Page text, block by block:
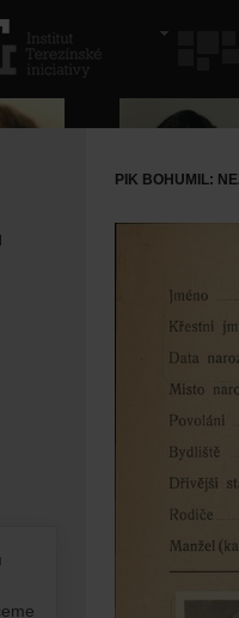
PIK BOHUMIL: